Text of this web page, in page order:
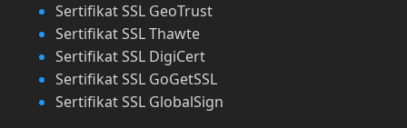
Sertifikat SSL GeoTrust
Sertifikat SSL Thawte
Sertifikat SSL DigiCert
Sertifikat SSL GoGetSSL
Sertifikat SSL GlobalSign